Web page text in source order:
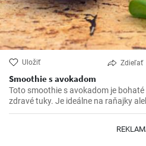
Uložiť Zdieľať
Smoothie s avokadom
Toto smoothie s avokadom je
zdravé tuky. Je ideálne na raňajky
dňa.